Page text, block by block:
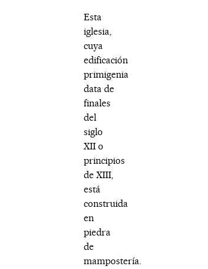
Esta
iglesia,
cuya
edificación
primigenia
data de
finales
del
siglo
XII o
principios
de XIII,
está
construida
en
piedra
de
mampostería.